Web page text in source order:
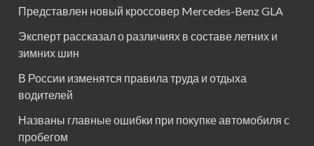
Представлен новый кроссовер Mercedes-Benz GLA
Эксперт рассказал о различиях в составе летних и
зимних шин
В России изменятся правила труда и отдыха
водителей
Названы главные ошибки при покупке автомобиля с
пробегом